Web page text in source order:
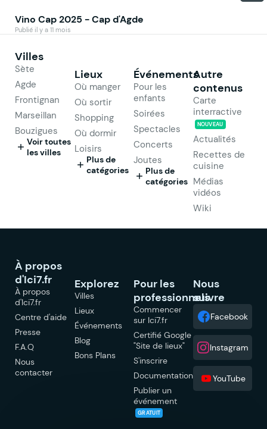
Vino Cap 2025 - Cap d'Agde
Publié il y a 11 mois
Villes
Sète
Agde
Frontignan
Marseillan
Bouzigues
Voir toutes
les villes
Lieux
Où manger
Où sortir
Shopping
Où dormir
Loisirs
Plus de
catégories
Événements
Pour les
enfants
Soirées
Spectacles
Concerts
Joutes
Plus de
catégories
Autre
contenus
Carte
interractive
NOUVEAU
Actualités
Recettes de
cuisine
Médias
vidéos
Wiki
À propos
d'Ici7.fr
À propos
d'Ici7.fr
Centre d'aide
Presse
F.A.Q
Nous
contacter
Explorez
Villes
Lieux
Événements
Blog
Bons Plans
Pour les
professionnels
Commencer
sur Ici7.fr
Certifié Google
"Site de lieux"
S'inscrire
Documentation
Publier un
événement
GRATUIT
Nous
suivre
Facebook
Instagram
YouTube